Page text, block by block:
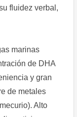
fluidez verbal,
marinas
de DHA
y gran
de metales
Alto